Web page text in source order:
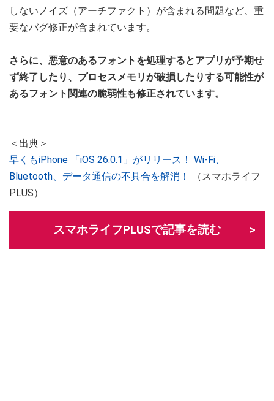
しないノイズ（アーチファクト）が含まれる問題など、重
要なバグ修正が含まれています。
さらに、悪意のあるフォントを処理するとアプリが予期せ
ず終了したり、プロセスメモリが破損したりする可能性が
あるフォント関連の脆弱性も修正されています。
＜出典＞
早くもiPhone 「iOS 26.0.1」がリリース！ Wi-Fi、
Bluetooth、データ通信の不具合を解消！
（スマホライフ
PLUS）
スマホライフPLUSで記事を読む